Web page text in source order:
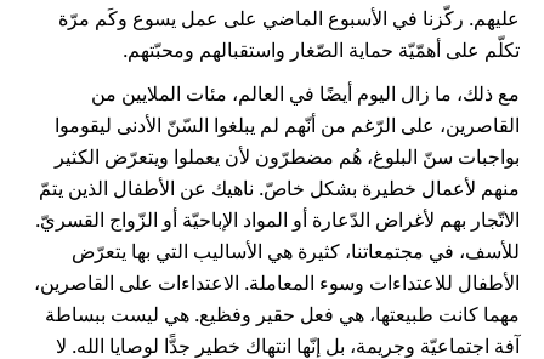
عليهم. ركّزنا في الأسبوع الماضي على عمل يسوع وكَم مرّة
تكلّم على أهمّيّة حماية الصّغار واستقبالهم ومحبّتهم.
مع ذلك، ما زال اليوم أيضًا في العالم، مئات الملايين من
القاصرين، على الرّغم من أنّهم لم يبلغوا السّنّ الأدنى ليقوموا
بواجبات سنّ البلوغ، هُم مضطرّون لأن يعملوا ويتعرّض الكثير
منهم لأعمال خطيرة بشكل خاصّ. ناهيك عن الأطفال الذين يتمّ
الاتّجار بهم لأغراض الدّعارة أو المواد الإباحيّة أو الزّواج القسريّ.
للأسف، في مجتمعاتنا، كثيرة هي الأساليب التي بها يتعرّض
الأطفال للاعتداءات وسوء المعاملة. الاعتداءات على القاصرين،
مهما كانت طبيعتها، هي فعل حقير وفظيع. هي ليست ببساطة
آفة اجتماعيّة وجريمة، بل إنّها انتهاك خطير جدًّا لوصايا الله. لا